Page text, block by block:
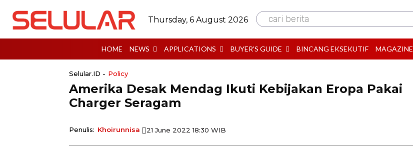
Thursday, 6 August 2026 cari berita
HOME NEWS APPLICATIONS BUYER’S GUIDE BINCANG EKSEKUTIF MAGAZINE
Selular.ID - Policy
Amerika Desak Mendag Ikuti Kebijakan Eropa Pakai
Charger Seragam
Penulis: Khoirunnisa 21 June 2022 18:30 WIB